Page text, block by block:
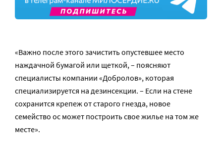
«Важно после этого зачистить опустевшее место
наждачной бумагой или щеткой, – поясняют
специалисты компании «Добролов», которая
специализируется на дезинсекции. – Если на стене
сохранится крепеж от старого гнезда, новое
семейство ос может построить свое жилье на том же
месте».